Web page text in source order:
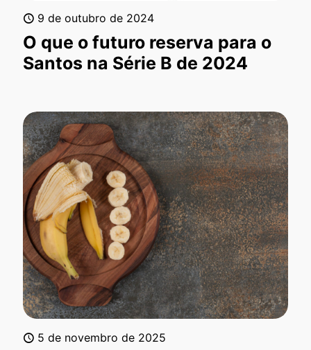
9 de outubro de 2024
O que o futuro reserva para o
Santos na Série B de 2024
5 de novembro de 2025